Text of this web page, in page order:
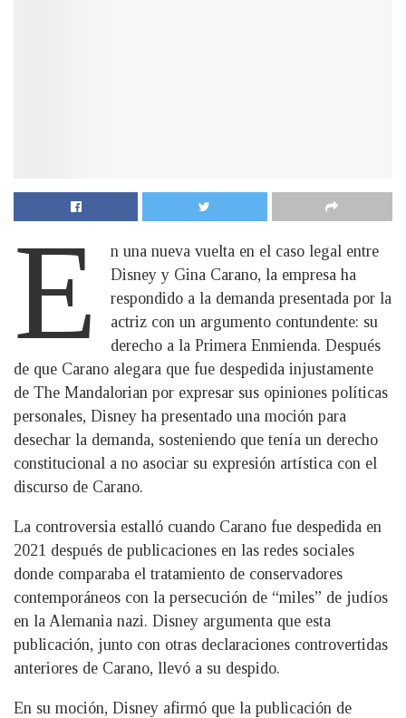
E
n una nueva vuelta en el caso legal entre
Disney y Gina Carano, la empresa ha
respondido a la demanda presentada por la
actriz con un argumento contundente: su
derecho a la Primera Enmienda. Después
de que Carano alegara que fue despedida injustamente
de The Mandalorian por expresar sus opiniones políticas
personales, Disney ha presentado una moción para
desechar la demanda, sosteniendo que tenía un derecho
constitucional a no asociar su expresión artística con el
discurso de Carano.
La controversia estalló cuando Carano fue despedida en
2021 después de publicaciones en las redes sociales
donde comparaba el tratamiento de conservadores
contemporáneos con la persecución de “miles” de judíos
en la Alemania nazi. Disney argumenta que esta
publicación, junto con otras declaraciones controvertidas
anteriores de Carano, llevó a su despido.
En su moción, Disney afirmó que la publicación de